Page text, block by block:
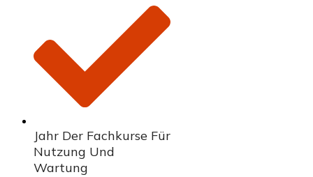
Jahr Der Fachkurse Für
Nutzung Und
Wartung